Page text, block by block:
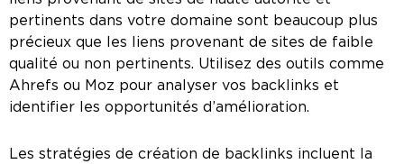
pertinents dans votre domaine sont beaucoup plus
précieux que les liens provenant de sites de faible
qualité ou non pertinents. Utilisez des outils comme
Ahrefs ou Moz pour analyser vos backlinks et
identifier les opportunités d’amélioration.
Les stratégies de création de backlinks incluent la